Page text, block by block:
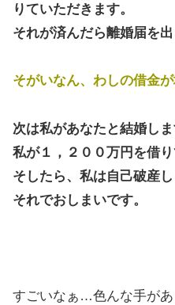
りていただきます。
それが済んだら離婚届を出
そがいなん、わしの借金
次は私があなたと結婚しま
私が１，２００万円を借
そしたら、私は自己破産し
それでおしまいです。
すごいなぁ…色んな手があ